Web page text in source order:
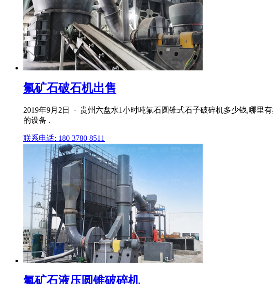
氟矿石破石机出售
2019年9月2日 · 贵州六盘水1小时吨氟石圆锥式石子破碎机多少钱,哪里
的设备 .
联系电话: 180 3780 8511
氟矿石液压圆锥破碎机